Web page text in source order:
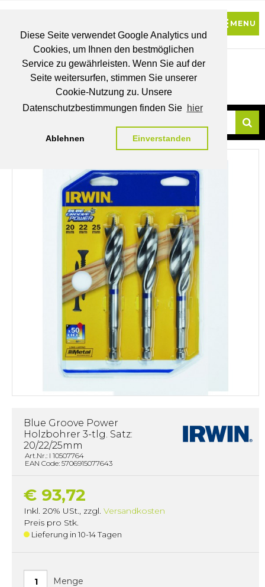
Diese Seite verwendet Google Analytics und
Cookies, um Ihnen den bestmöglichen
Service zu gewährleisten. Wenn Sie auf der
Seite weitersurfen, stimmen Sie unserer
Cookie-Nutzung zu. Unsere
Datenschutzbestimmungen finden Sie hier
Ablehnen Einverstanden
BRUTTO
PREISE
MEIN
WUNSCHLISTE
Blue Groove Power
Holzbohrer 3-tlg. Satz:
20/22/25mm
Art.Nr.: I 10507764
EAN Code: 5706915077643
€ 93,72
Inkl. 20% USt., zzgl. Versandkosten
Preis pro Stk.
Lieferung in 10-14 Tagen
Menge